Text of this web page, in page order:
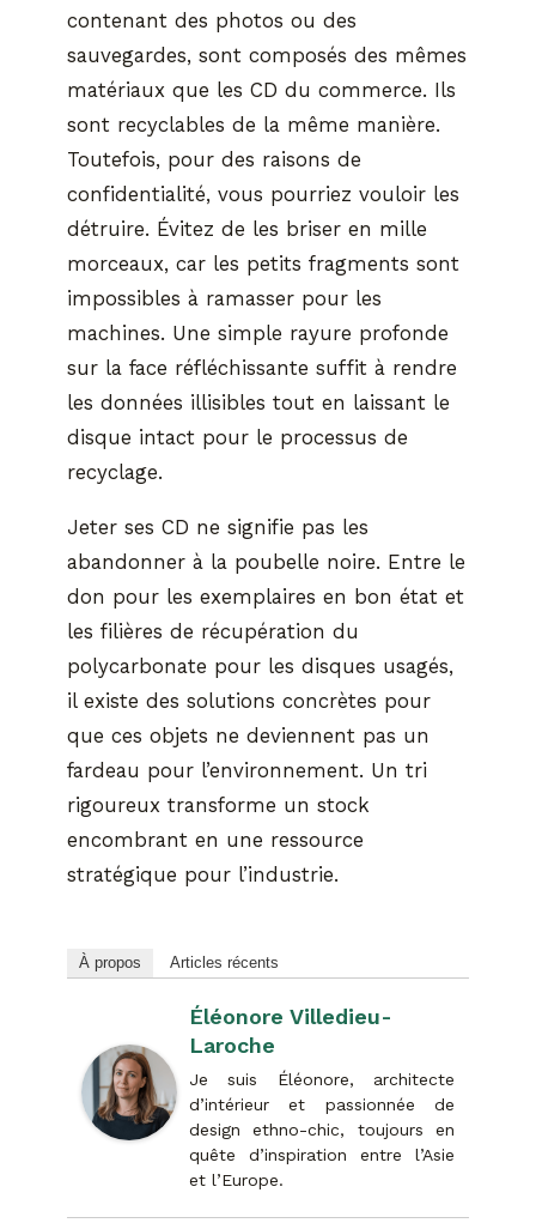
contenant des photos ou des
sauvegardes, sont composés des mêmes
matériaux que les CD du commerce. Ils
sont recyclables de la même manière.
Toutefois, pour des raisons de
confidentialité, vous pourriez vouloir les
détruire. Évitez de les briser en mille
morceaux, car les petits fragments sont
impossibles à ramasser pour les
machines. Une simple rayure profonde
sur la face réfléchissante suffit à rendre
les données illisibles tout en laissant le
disque intact pour le processus de
recyclage.
Jeter ses CD ne signifie pas les
abandonner à la poubelle noire. Entre le
don pour les exemplaires en bon état et
les filières de récupération du
polycarbonate pour les disques usagés,
il existe des solutions concrètes pour
que ces objets ne deviennent pas un
fardeau pour l’environnement. Un tri
rigoureux transforme un stock
encombrant en une ressource
stratégique pour l’industrie.
À propos Articles récents
Éléonore Villedieu-
Laroche
Je suis Éléonore, architecte
d’intérieur et passionnée de
design ethno-chic, toujours en
quête d’inspiration entre l’Asie
et l’Europe.